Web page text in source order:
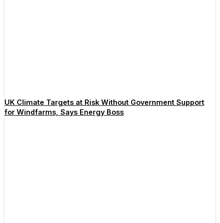
UK Climate Targets at Risk Without Government Support
for Windfarms, Says Energy Boss